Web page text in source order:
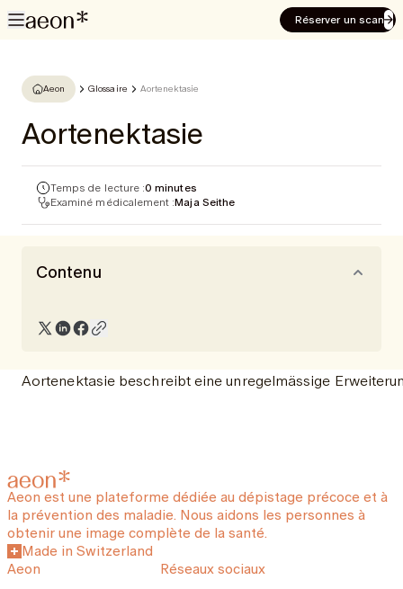
Réserver un scan
Aeon Glossaire Aortenektasie
Aortenektasie
Temps de lecture :0 minutes
Examiné médicalement :Maja Seithe
Contenu
Aortenektasie beschreibt eine unregelmässige
Aeon est une plateforme dédiée au dépistage précoce et à
la prévention des maladie. Nous aidons les personnes à
obtenir une image complète de la santé.
Made in Switzerland
Aeon
Réseaux sociaux